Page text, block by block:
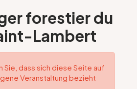
forestier du
Lambert
dass sich diese Seite auf
Veranstaltung bezieht